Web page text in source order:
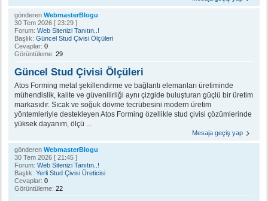
gönderen WebmasterBlogu
30 Tem 2026 [ 23:29 ]
Forum: Web Sitenizi Tanıtın..!
Başlık: Güncel Stud Çivisi Ölçüleri
Cevaplar: 0
Görüntüleme: 29
Güncel Stud Çivisi Ölçüleri
Atos Forming metal şekillendirme ve bağlantı elemanları üretiminde
mühendislik, kalite ve güvenilirliği aynı çizgide buluşturan güçlü bir üretim
markasıdır. Sıcak ve soğuk dövme tecrübesini modern üretim
yöntemleriyle destekleyen Atos Forming özellikle stud çivisi çözümlerinde
yüksek dayanım, ölçü ...
Mesaja geçiş yap
gönderen WebmasterBlogu
30 Tem 2026 [ 21:45 ]
Forum: Web Sitenizi Tanıtın..!
Başlık: Yerli Stud Çivisi Üreticisi
Cevaplar: 0
Görüntüleme: 22